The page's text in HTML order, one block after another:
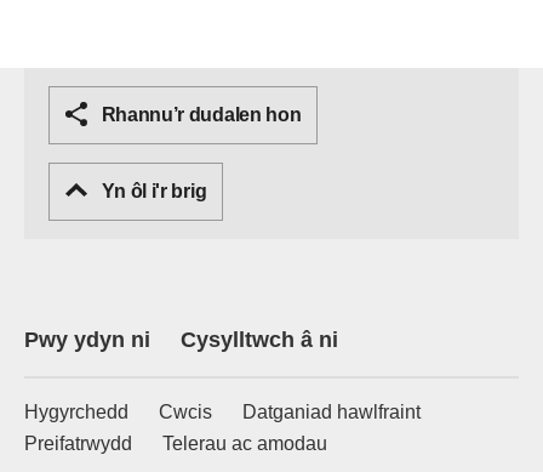
Rhannu’r dudalen hon
Yn ôl i'r brig
Pwy ydyn ni Cysylltwch â ni
Hygyrchedd Cwcis
Datganiad hawlfraint
Preifatrwydd
Telerau ac amodau